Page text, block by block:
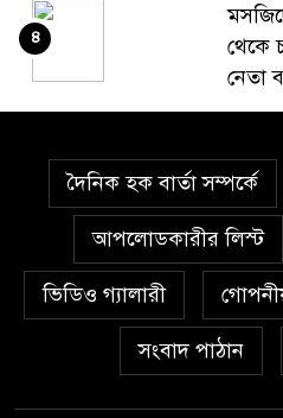
থেকে
নেতা
৪
নাম
৭
দৈনিক হক বার্তা সম্পর্কে
আপলোডকারীর লিস্ট
ভিডিও গ্যালারী
সংবাদ পাঠান